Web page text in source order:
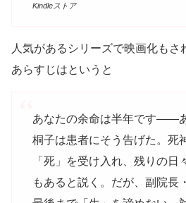
Kindleストア
人気があるシリーズで映画化もさ
あらすじはというと
あなたの余命は半年です――
桐子は患者にそう告げた。死
「死」を受け入れ、残りの日
もあると説く。だが、副院長